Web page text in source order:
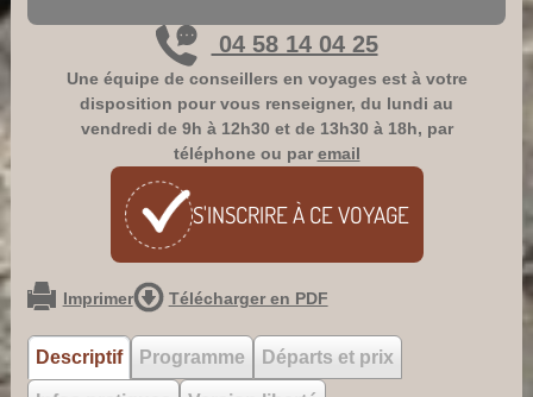
04 58 14 04 25
Une équipe de conseillers en voyages est à votre
disposition pour vous renseigner, du lundi au
vendredi de 9h à 12h30 et de 13h30 à 18h, par
téléphone ou paremail
S'INSCRIRE À CEVOYAGE
Imprimer Télécharger en PDF
Descriptif Programme Départs et prix